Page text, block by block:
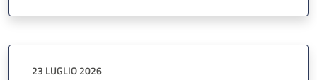
23 LUGLIO 2026